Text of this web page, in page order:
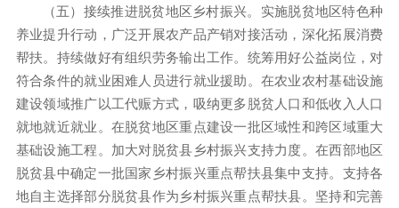
（五）接续推进脱贫地区乡村振兴。实施脱贫地区特色种
养业提升行动，广泛开展农产品产销对接活动，深化拓展消费
帮扶。持续做好有组织劳务输出工作。统筹用好公益岗位，对
符合条件的就业困难人员进行就业援助。在农业农村基础设施
建设领域推广以工代赈方式，吸纳更多脱贫人口和低收入人口
就地就近就业。在脱贫地区重点建设一批区域性和跨区域重大
基础设施工程。加大对脱贫县乡村振兴支持力度。在西部地区
脱贫县中确定一批国家乡村振兴重点帮扶县集中支持。支持各
地自主选择部分脱贫县作为乡村振兴重点帮扶县。坚持和完善